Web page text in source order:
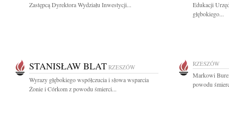
Zastępcą Dyrektora Wydziału Inwestycji...
Edukacji
głębokiego...
STANISŁAW BLAT RZESZÓW
Wyrazy głębokiego współczucia i słowa wsparcia
Żonie i Córkom z powodu śmierci...
RZESZÓW
Markowi
powodu